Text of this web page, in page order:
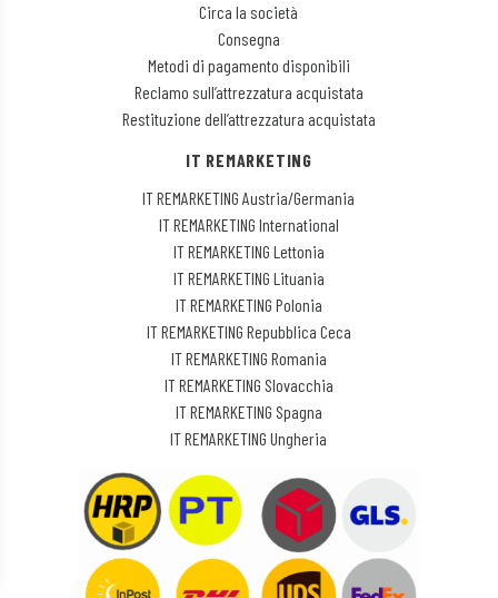
Circa la società
Consegna
Metodi di pagamento disponibili
Reclamo sull’attrezzatura acquistata
Restituzione dell’attrezzatura acquistata
IT REMARKETING
IT REMARKETING Austria/Germania
IT REMARKETING International
IT REMARKETING Lettonia
IT REMARKETING Lituania
IT REMARKETING Polonia
IT REMARKETING Repubblica Ceca
IT REMARKETING Romania
IT REMARKETING Slovacchia
IT REMARKETING Spagna
IT REMARKETING Ungheria